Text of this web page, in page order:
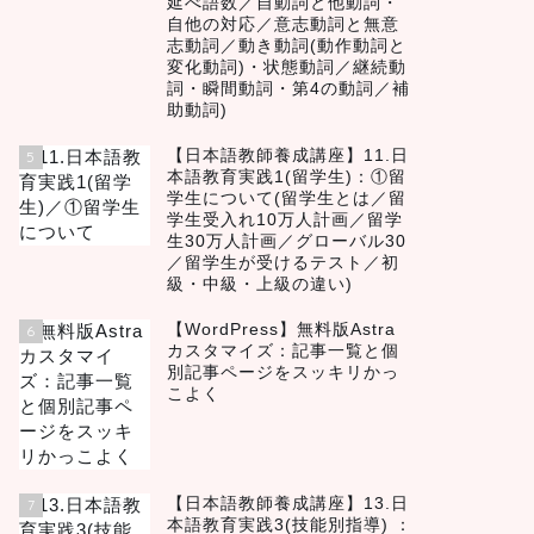
自他の対応／意志動詞と無意
志動詞／動き動詞(動作動詞と
変化動詞)・状態動詞／継続動
詞・瞬間動詞・第4の動詞／補
助動詞)
5
【日本語教師養成講座】11.日
本語教育実践1(留学生)：①留
学生について(留学生とは／留
学生受入れ10万人計画／留学
生30万人計画／グローバル30
／留学生が受けるテスト／初
級・中級・上級の違い)
6
【WordPress】無料版Astra
カスタマイズ：記事一覧と個
別記事ページをスッキリかっ
こよく
7
【日本語教師養成講座】13.日
本語教育実践3(技能別指導) ：